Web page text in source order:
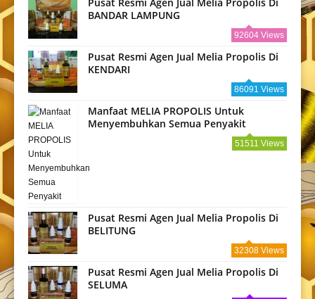
BANDAR LAMPUNG
92604 Views
Pusat Resmi Agen Jual Melia Propolis Di
KENDARI
86091 Views
Manfaat MELIA PROPOLIS Untuk
Menyembuhkan Semua Penyakit
51511 Views
Pusat Resmi Agen Jual Melia Propolis Di
BELITUNG
32308 Views
Pusat Resmi Agen Jual Melia Propolis Di
SELUMA